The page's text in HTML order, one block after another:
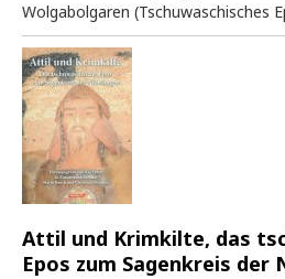
Wolgabolgaren (Tschuwaschisches
Attil und Krimkilte, das
Epos zum Sagenkreis der